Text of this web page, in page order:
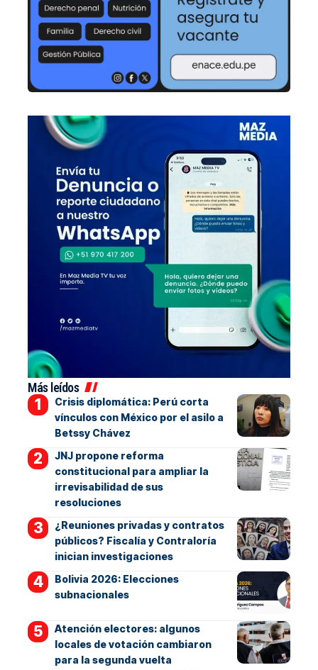
Más leídos
Crisis diplomática: Perú corta
vínculos con México por el asilo a
Betssy Chávez
JNJ propone reforma
constitucional para ampliar la
irrevisabilidad de sus
resoluciones
¿Reuniones privadas y contratos
públicos? Fiscalía y Contraloría
inician investigaciones
Bolivia 2026: Elecciones
subnacionales
Atención electores: algunos
locales de votación cambiaron
para la segunda vuelta